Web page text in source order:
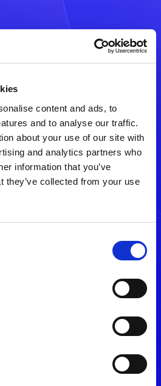
content and ads, to
and to analyse our traffic.
about your use of our site with
and analytics partners who
information that you’ve
they’ve collected from your use
。
認のうえ、
ださい。
停止